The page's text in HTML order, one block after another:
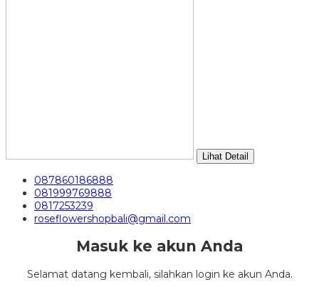
Lihat Detail
087860186888
081999769888
0817253239
roseflowershopbali@gmail.com
Masuk ke akun Anda
Selamat datang kembali, silahkan login ke akun Anda.